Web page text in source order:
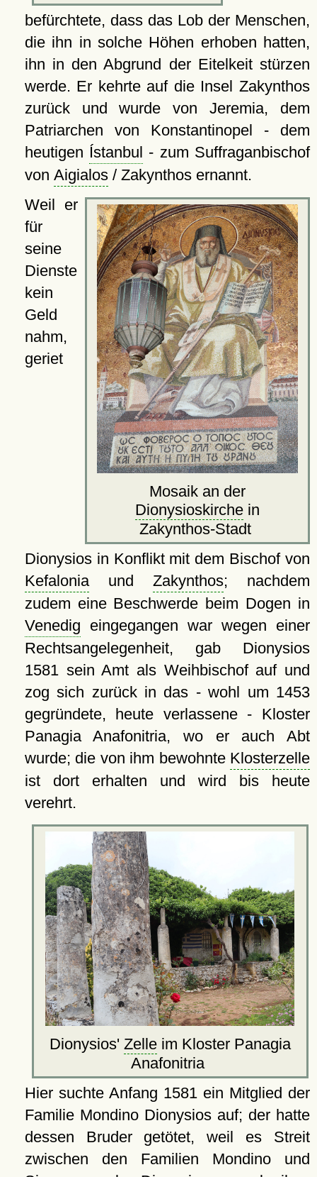
befürchtete, dass das Lob der Menschen,
die ihn in solche Höhen erhoben hatten,
ihn in den Abgrund der Eitelkeit stürzen
werde. Er kehrte auf die Insel Zakynthos
zurück und wurde von Jeremia, dem
Patriarchen von Konstantinopel - dem
heutigen Ístanbul - zum Suffraganbischof
von Aigialos/ Zakynthos ernannt.
Mosaik an der
Dionysioskirche in
Zakynthos-Stadt
Weil er
für
seine
Dienste
kein
Geld
nahm,
geriet
Dionysios in Konflikt mit dem Bischof von
Kefaloniaund Zakynthos; nachdem
zudem eine Beschwerde beim Dogen in
Venedig eingegangen war wegen einer
Rechtsangelegenheit, gab Dionysios
1581 sein Amt als Weihbischof auf und
zog sich zurück in das - wohl um 1453
gegründete, heute verlassene - Kloster
Panagia Anafonitria, wo er auch Abt
wurde; die von ihm bewohnte Klosterzelle
ist dort erhalten und wird bis heute
verehrt.
Dionysios' Zelleim Kloster Panagia
Anafonitria
Hier suchte Anfang 1581 ein Mitglied der
Familie Mondino Dionysios auf; der hatte
dessen Bruder getötet, weil es Streit
zwischen den Familien Mondino und